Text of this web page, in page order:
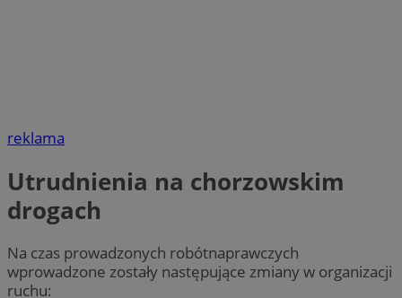
reklama
Utrudnienia na chorzowskim
drogach
Na czas prowadzonych robótnaprawczych
wprowadzone zostały następujące zmiany w organizacji
ruchu: